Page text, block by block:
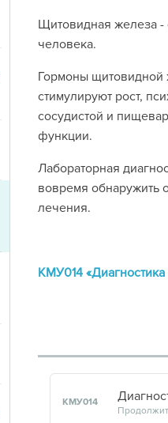
Щитовидная железа -
человека.
Гормоны щитовидной
стимулируют рост,
сосудистой и
функции.
Лабораторная
вовремя обнаружить
лечения.
КМУ014
КМУ014